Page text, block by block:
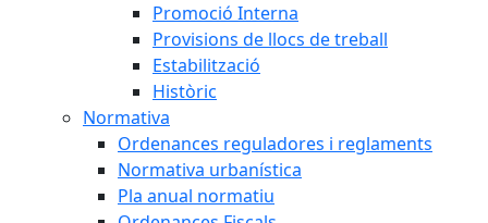
Promoció Interna
Provisions de llocs de treball
Estabilització
Històric
Normativa
Ordenances reguladores i reglaments
Normativa urbanística
Pla anual normatiu